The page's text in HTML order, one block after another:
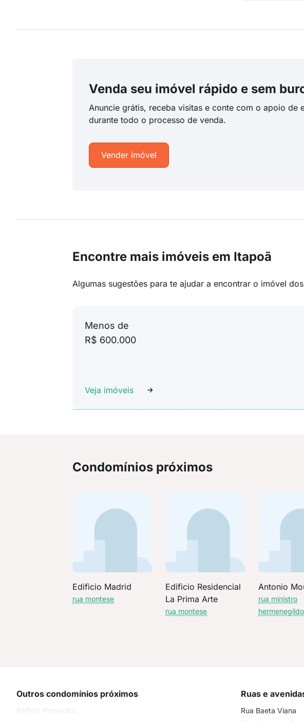
Venda seu imóvel rápido e sem
Anuncie grátis, receba visitas e conte com o apoio de
durante todo o processo de venda.
Vender imóvel
Encontre mais imóveis em Itapoã
Algumas sugestões para te ajudar a encontrar o imóvel
Menos de
R$ 600.000
Veja imóveis
Condomínios próximos
Edificio Madrid
rua montese
Edificio Residencial
La Prima Arte
rua montese
Antonio
rua ministro
Outros condomínios próximos
Edificio Pampulha
Ruas e
Rua Baeta Viana